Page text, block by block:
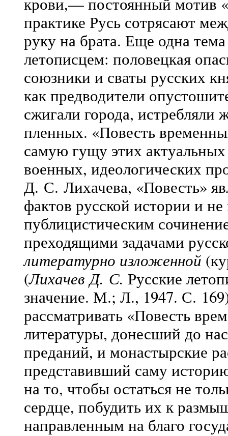
практике Русь сотрясают
руку на брата. Еще одна
летописцем: половецкая
союзники и сваты русских
как предводители
сжигали города,
пленных. «Повесть
самую гущу этих
военных, идеологических
Д. С. Лихачева, «Повесть»
фактов русской истории и
публицистическим
преходящими задачами
литературно изложенной
(Лихачев Д. С. Русские
значение. М.; Л., 1947. С.
рассматривать «Повесть
литературы, донесший до
преданий, и монастырские
представивший саму
на то, чтобы остаться не
сердце, побудить их к
направленным на благо